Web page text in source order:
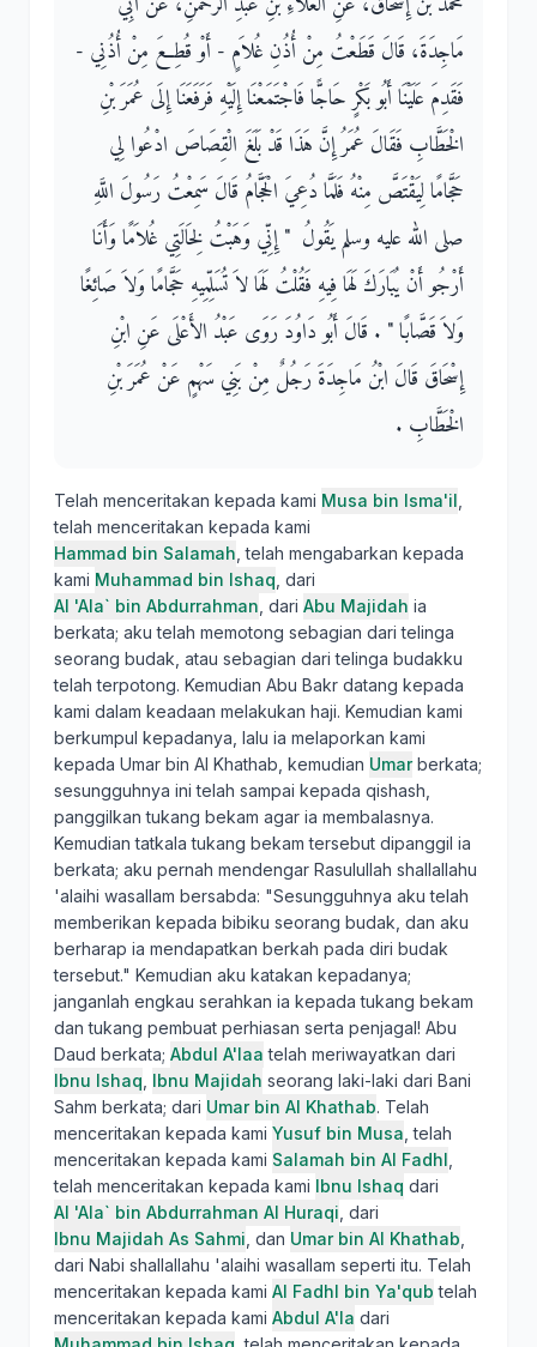
مَاجِدَةَ، قَالَ قَطَعْتُ مِنْ أُذُنِ غُلاَمٍ - أَوْ قُطِعَ مِنْ أُذُنِي -
فَقَدِمَ عَلَيْنَا أَبُو بَكْرٍ حَاجًّا فَاجْتَمَعْنَا إِلَيْهِ فَرَفَعَنَا إِلَى عُمَرَ بْنِ
الْخَطَّابِ فَقَالَ عُمَرُ إِنَّ هَذَا قَدْ بَلَغَ الْقِصَاصَ ادْعُوا لِي
حَجَّامًا لِيَقْتَصَّ مِنْهُ فَلَمَّا دُعِيَ الْحَجَّامُ قَالَ سَمِعْتُ رَسُولَ اللَّهِ
صلى الله عليه وسلم يَقُولُ ‏ "‏ إِنِّي وَهَبْتُ لِخَالَتِي غُلاَمًا وَأَنَا
أَرْجُو أَنْ يُبَارَكَ لَهَا فِيهِ فَقُلْتُ لَهَا لاَ تُسَلِّمِيهِ حَجَّامًا وَلاَ صَائِغًا
وَلاَ قَصَّابًا ‏"‏ ‏.‏ قَالَ أَبُو دَاوُدَ رَوَى عَبْدُ الأَعْلَى عَنِ ابْنِ
إِسْحَاقَ قَالَ ابْنُ مَاجِدَةَ رَجُلٌ مِنْ بَنِي سَهْمٍ عَنْ عُمَرَ بْنِ
الْخَطَّابِ ‏.‏
Telah menceritakan kepada kami Musa bin Isma'il
telah menceritakan kepada kami
Hammad bin Salamah , telah mengabarkan kepada
kami Muhammad bin Ishaq , dari
Al 'Ala` bin Abdurrahman , dari Abu Majidah ia
berkata; aku telah memotong sebagian dari telinga
seorang budak, atau sebagian dari telinga budakku
telah terpotong. Kemudian Abu Bakr datang kepada
kami dalam keadaan melakukan haji. Kemudian kami
berkumpul kepadanya, lalu ia melaporkan kami
kepada Umar bin Al Khathab, kemudian Umarberkata;
sesungguhnya ini telah sampai kepada qishash,
panggilkan tukang bekam agar ia membalasnya.
Kemudian tatkala tukang bekam tersebut dipanggil ia
berkata; aku pernah mendengar Rasulullah shallallahu
'alaihi wasallam bersabda: "Sesungguhnya aku telah
memberikan kepada bibiku seorang budak, dan aku
berharap ia mendapatkan berkah pada diri budak
tersebut." Kemudian aku katakan kepadanya;
janganlah engkau serahkan ia kepada tukang bekam
dan tukang pembuat perhiasan serta penjagal! Abu
Daud berkata; Abdul A'laa telah meriwayatkan dari
Ibnu Ishaq Ibnu Majidah seorang laki-laki dari Bani
Sahm berkata; dari Umar bin Al Khathab. Telah
menceritakan kepada kami Yusuf bin Musa , telah
menceritakan kepada kami Salamah bin Al Fadhl
telah menceritakan kepada kami Ibnu Ishaq dari
Al 'Ala` bin Abdurrahman Al Huraqi , dari
Ibnu Majidah As Sahmi , dan Umar bin Al Khathab
dari Nabi shallallahu 'alaihi wasallam seperti itu. Telah
menceritakan kepada kami Al Fadhl bin Ya'qub telah
menceritakan kepada kami Abdul A'la dari